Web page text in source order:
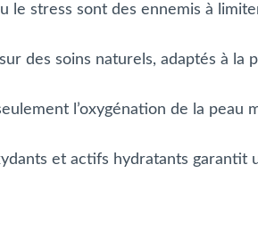
le stress sont des ennemis à
des soins naturels, adaptés à
l’oxygénation de la
et actifs hydratants